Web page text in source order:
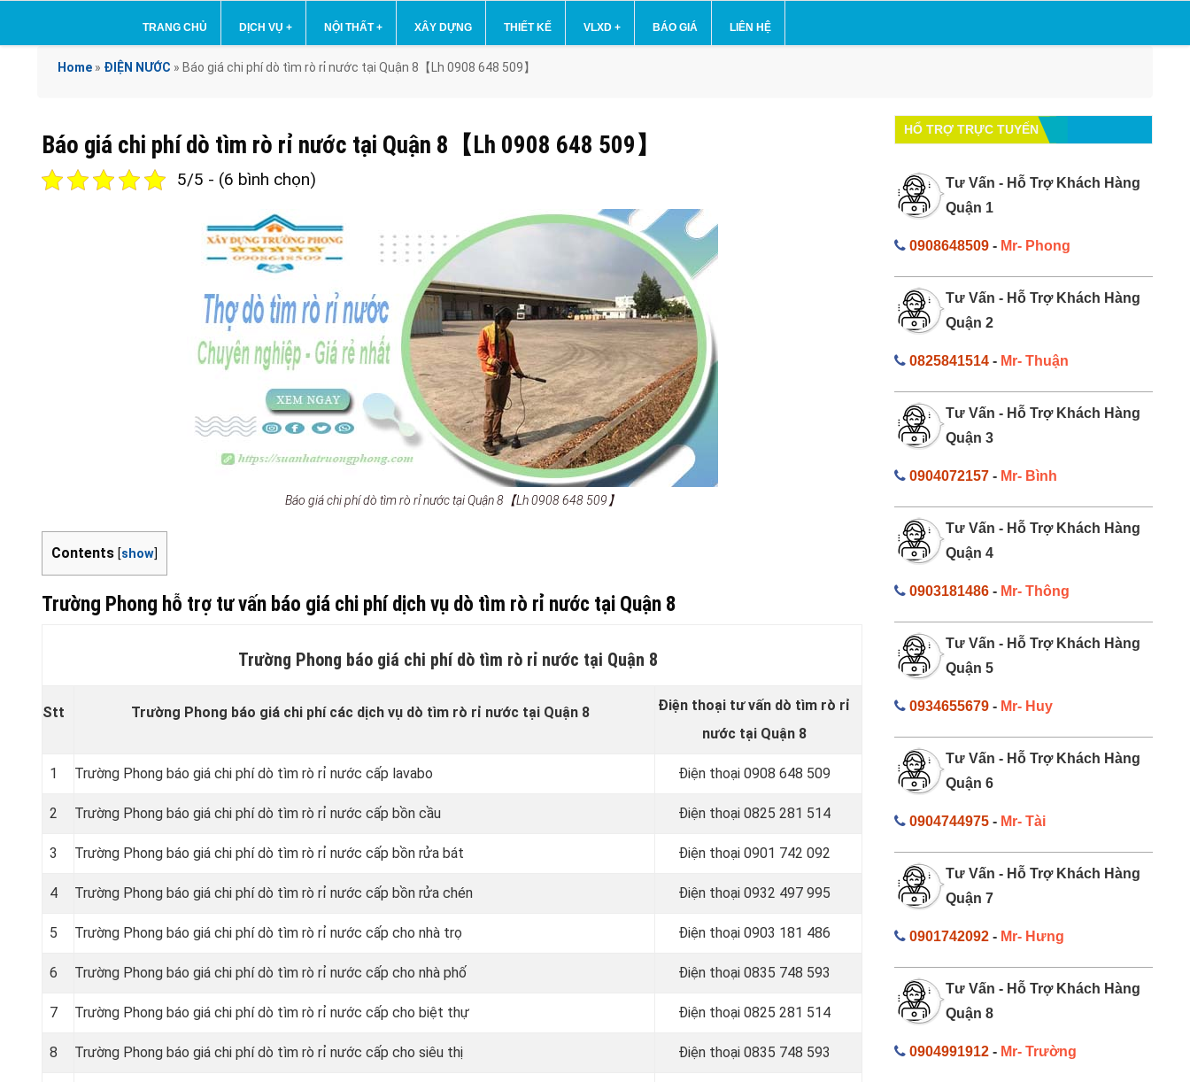
TRANG CHỦ DỊCH VỤ + NỘI THẤT+ XÂY DỰNG THIẾT KẾ VLXD + BÁO GIÁ LIÊN HỆ
Home » ĐIỆN NƯỚC » Báo giá chi phí dò tìm rò rỉ nước tại Quận 8【Lh 0908 648 509】
Báo giá chi phí dò tìm rò rỉ nước tại Quận 8【Lh 0908 648 509】
5/5 - (6 bình chọn)
Báo giá chi phí dò tìm rò rỉ nước tại Quận 8【Lh 0908 648 509】
Contents [show]
Trường Phong hỗ trợ tư vấn báo giá chi phí dịch vụ dò tìm rò rỉ nước tại Quận 8
Trường Phong báo giá chi phí dò tìm rò rỉ nước tại Quận 8
Stt Trường Phong báo giá chi phí các dịch vụ dò tìm rò rỉ nước tại Quận 8
Điện thoại tư vấn dò tìm rò rỉ
nước tại Quận 8
1 Trường Phong báo giá chi phí dò tìm rò rỉ nước cấp lavabo Điện thoại0908 648 509
2 Trường Phong báo giá chi phí dò tìm rò rỉ nước cấp bồn cầu Điện thoại0825 281 514
3 Trường Phong báo giá chi phí dò tìm rò rỉ nước cấp bồn rửa bát Điện thoại0901 742 092
4 Trường Phong báo giá chi phí dò tìm rò rỉ nước cấp bồn rửa chén Điện thoại0932 497 995
5 Trường Phong báo giá chi phí dò tìm rò rỉ nước cấp cho nhà trọ Điện thoại0903 181 486
6 Trường Phong báo giá chi phí dò tìm rò rỉ nước cấp cho nhà phố Điện thoại0835 748 593
7 Trường Phong báo giá chi phí dò tìm rò rỉ nước cấp cho biệt thự Điện thoại0825 281 514
8 Trường Phong báo giá chi phí dò tìm rò rỉ nước cấp cho siêu thị Điện thoại0835 748 593
HỔ TRỢ TRỰC TUYẾN
Tư Vấn - Hỗ Trợ Khách Hàng
Quận 1
0908648509- Mr- Phong
Tư Vấn - Hỗ Trợ Khách Hàng
Quận 2
0825841514- Mr- Thuận
Tư Vấn - Hỗ Trợ Khách Hàng
Quận 3
0904072157- Mr- Bình
Tư Vấn - Hỗ Trợ Khách Hàng
Quận 4
0903181486- Mr- Thông
Tư Vấn - Hỗ Trợ Khách Hàng
Quận 5
0934655679- Mr- Huy
Tư Vấn - Hỗ Trợ Khách Hàng
Quận 6
0904744975- Mr- Tài
Tư Vấn - Hỗ Trợ Khách Hàng
Quận 7
0901742092- Mr- Hưng
Tư Vấn - Hỗ Trợ Khách Hàng
Quận 8
0904991912- Mr- Trường